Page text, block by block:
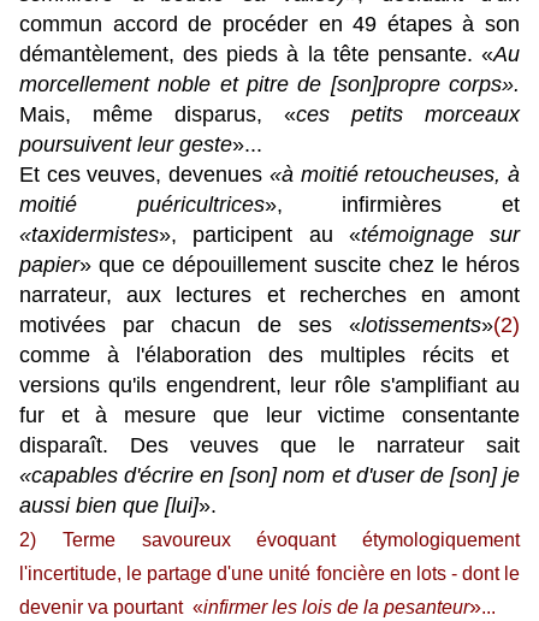
commun accord de procéder en 49 étapes à son
démantèlement, des pieds à la tête pensante. «Au
morcellement noble et pitre de [son]propre corps».
Mais, même disparus, «ces petits morceaux
poursuivent leur geste»...
Et ces veuves, devenues «à moitié retoucheuses, à
moitié puéricultrices», infirmières et
«taxidermistes», participent au «témoignage sur
papier» que ce dépouillement suscite chez le héros
narrateur, aux lectures et recherches en amont
motivées par chacun de ses «lotissements»(2)
comme à l'élaboration des multiples récits et
versions qu'ils engendrent, leur rôle s'amplifiant au
fur et à mesure que leur victime consentante
disparaît. Des veuves que le narrateur sait
«capables d'écrire en [son] nom et d'user de [son] je
aussi bien que [lui]».
2) Terme savoureux évoquant étymologiquement
l'incertitude, le partage d'une unité foncière en lots - dont le
devenir va pourtant «infirmer les lois de la pesanteur»...